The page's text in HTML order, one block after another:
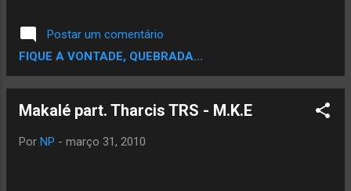
Postar um comentário
FIQUE A VONTADE, QUEBRADA...
Makalé part. Tharcis TRS - M.K.E
Por NP - março 31, 2010